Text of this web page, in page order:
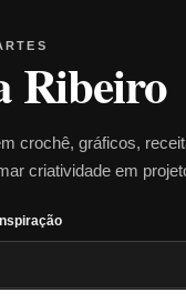
Ribeiro
crochê, gráficos,
criatividade em